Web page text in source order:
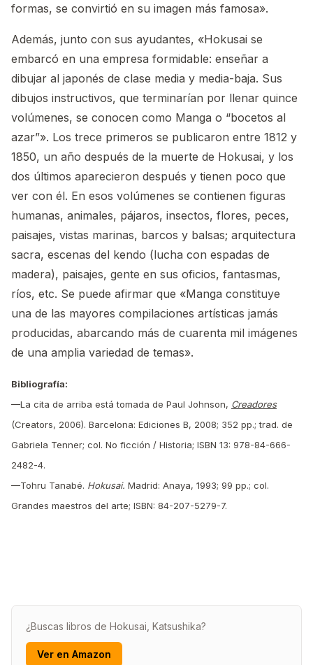
formas, se convirtió en su imagen más famosa».
Además, junto con sus ayudantes, «Hokusai se
embarcó en una empresa formidable: enseñar a
dibujar al japonés de clase media y media-baja. Sus
dibujos instructivos, que terminarían por llenar quince
volúmenes, se conocen como Manga o “bocetos al
azar”». Los trece primeros se publicaron entre 1812 y
1850, un año después de la muerte de Hokusai, y los
dos últimos aparecieron después y tienen poco que
ver con él. En esos volúmenes se contienen figuras
humanas, animales, pájaros, insectos, flores, peces,
paisajes, vistas marinas, barcos y balsas; arquitectura
sacra, escenas del kendo (lucha con espadas de
madera), paisajes, gente en sus oficios, fantasmas,
ríos, etc. Se puede afirmar que «Manga constituye
una de las mayores compilaciones artísticas jamás
producidas, abarcando más de cuarenta mil imágenes
de una amplia variedad de temas».
Bibliografía:
—La cita de arriba está tomada de Paul Johnson, Creadores
(Creators, 2006). Barcelona: Ediciones B, 2008; 352 pp.; trad. de
Gabriela Tenner; col. No ficción / Historia; ISBN 13: 978-84-666-
2482-4.
—Tohru Tanabé. Hokusai. Madrid: Anaya, 1993; 99 pp.; col.
Grandes maestros del arte; ISBN: 84-207-5279-7.
¿Buscas libros de Hokusai, Katsushika?
Ver en Amazon